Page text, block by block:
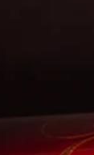
herzlichen
wenn dies